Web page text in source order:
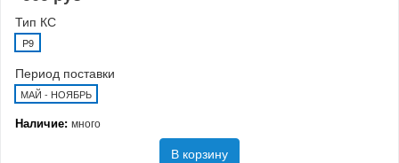
Тип КС
P9
Период поставки
МАЙ - НОЯБРЬ
Наличие: много
В корзину